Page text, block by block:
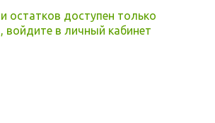
остатков доступен только
в личный кабинет